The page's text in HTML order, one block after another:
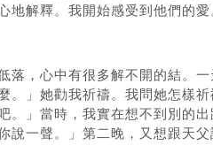
地解釋。我開始感受到他們的愛
落，心中有很多解不開的結。
。」她勸我祈禱。我問她怎樣
。」當時，我實在想不到別的
說一聲。」第二晚，又想跟天